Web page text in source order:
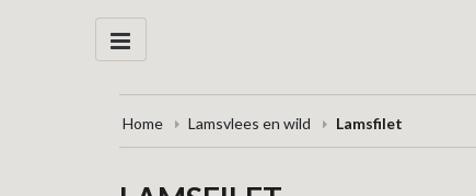
Home Lamsvlees en wild Lamsfilet